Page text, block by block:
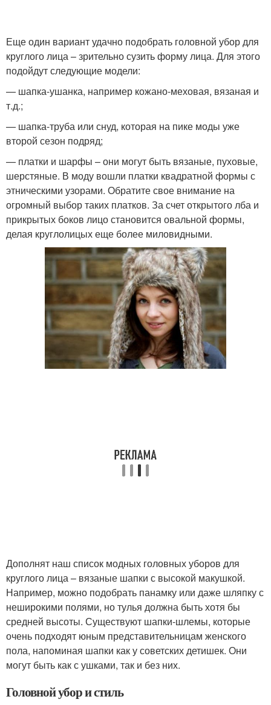
Еще один вариант удачно подобрать головной убор для
круглого лица – зрительно сузить форму лица. Для этого
подойдут следующие модели:
— шапка-ушанка, например кожано-меховая, вязаная и
т.д.;
— шапка-труба или снуд, которая на пике моды уже
второй сезон подряд;
— платки и шарфы – они могут быть вязаные, пуховые,
шерстяные. В моду вошли платки квадратной формы с
этническими узорами. Обратите свое внимание на
огромный выбор таких платков. За счет открытого лба и
прикрытых боков лицо становится овальной формы,
делая круглолицых еще более миловидными.
Дополнят наш список модных головных уборов для
круглого лица – вязаные шапки с высокой макушкой.
Например, можно подобрать панамку или даже шляпку с
неширокими полями, но тулья должна быть хотя бы
средней высоты. Существуют шапки-шлемы, которые
очень подходят юным представительницам женского
пола, напоминая шапки как у советских детишек. Они
могут быть как с ушками, так и без них.
Головной убор и стиль